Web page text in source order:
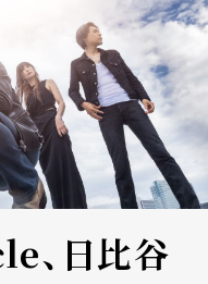
日比谷